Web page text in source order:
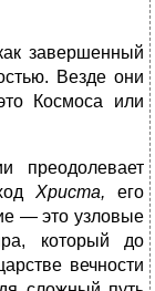
завершенный
Везде они
Космоса или
преодолевает
Христа, его
— это узловые
который до
вечности